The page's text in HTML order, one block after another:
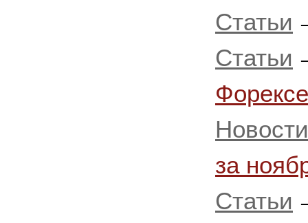
Статьи
Статьи
Форексе
Новости
за
Статьи